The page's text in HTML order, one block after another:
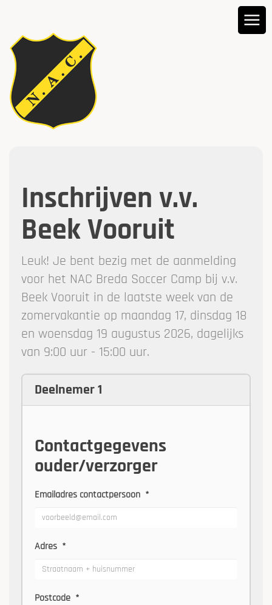
Inschrijven v.v.
Beek Vooruit
Leuk! Je bent bezig met de aanmelding
voor het NAC Breda Soccer Camp bij v.v.
Beek Vooruit in de laatste week van de
zomervakantie op maandag 17, dinsdag 18
en woensdag 19 augustus 2026, dagelijks
van 9:00 uur - 15:00 uur.
Deelnemer 1
Contactgegevens
ouder/verzorger
Emailadres contactpersoon *
Adres *
Postcode *